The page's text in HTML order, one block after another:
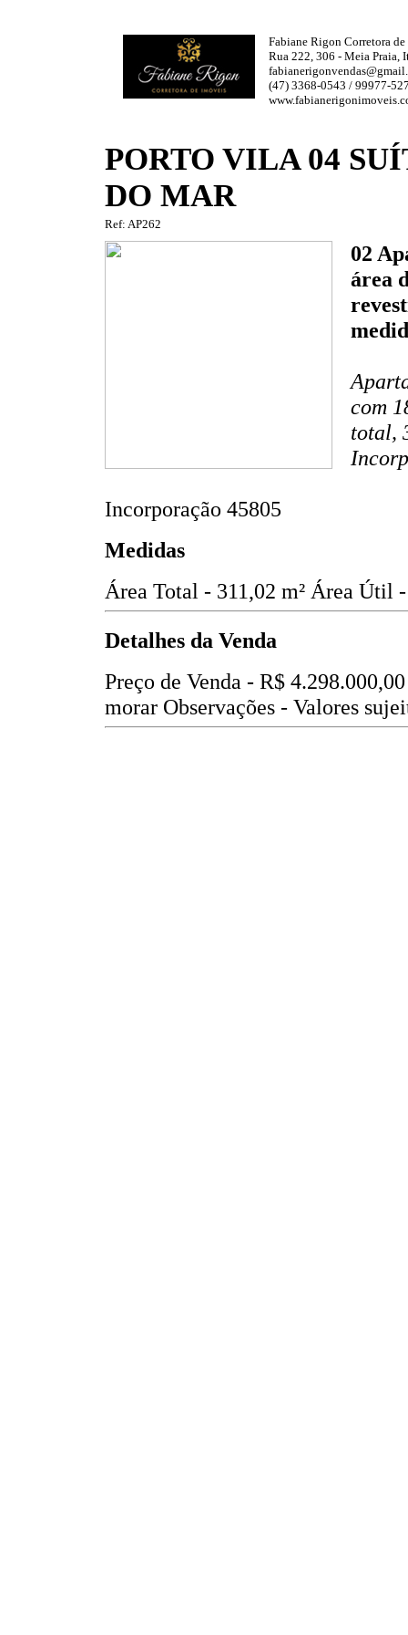
Fabiane Rigon Corretora
Rua 222, 306 - Meia Praia,
(47) 3368-0543 / 99977-
PORTO VILA 04
DO MAR
Ref: AP262
02
área
com
total,
Incorporação 45805
Medidas
Área Total - 311,02 m² Área Útil -
Detalhes da Venda
Preço de Venda - R$ 4.298.000,00
morar Observações - Valores